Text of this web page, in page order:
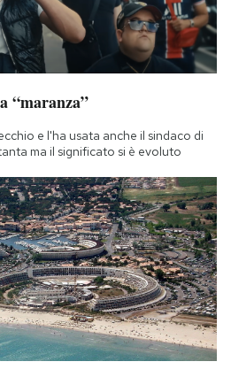
“maranza”
e l'ha usata anche il sindaco di
ma il significato si è evoluto